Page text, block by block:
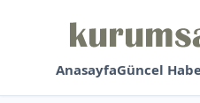
AnasayfaGüncel